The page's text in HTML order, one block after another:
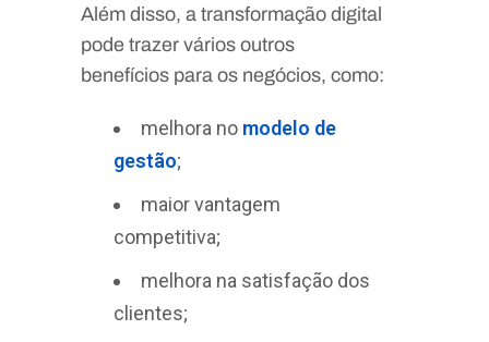
Além disso, a transformação digital
pode trazer vários outros
benefícios para os negócios, como:
melhora no modelo de
gestão;
maior vantagem
competitiva;
melhora na satisfação dos
clientes;